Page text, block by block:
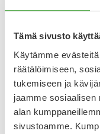
Tämä sivusto
Käytämme
räätälöimiseen,
tukemiseen ja
jaamme sosiaalisen
alan
sivustoamme.
Lääkkeillä ja
Varaa